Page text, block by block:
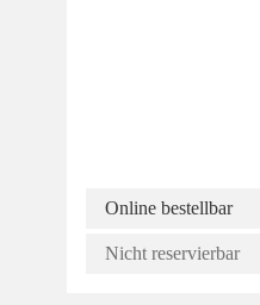
Online bestellbar
Nicht reservierbar